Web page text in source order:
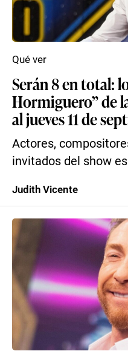
Serán 8 en total:
Hormiguero” de
al jueves 11 de
Actores,
invitados del show
Qué ver
Judith Vicente